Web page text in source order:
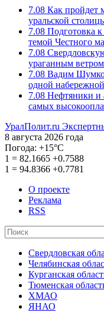
7.08 Как пройдет
уральской
7.08 Подготовка к
темой Честного
7.08
ураганным ветром
7.08 Вадим
одной
7.08 Нефтяники и
самых
УралПолит.ru
8 августа 2026 года
Погода: +15°С
1 = 82.1665 +0.7588
1 = 94.8366 +0.7781
О проекте
Реклама
RSS
Свердловская
Челябинская
Курганская
Тюменская
ХМАО
ЯНАО